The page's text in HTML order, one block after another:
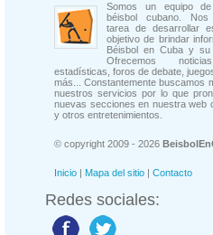
Somos un equipo
béisbol cubano.
tarea de desarrollar
objetivo de brindar
Béisbol en Cuba y su
Ofrecemos
estadísticas, foros de debate,
más... Constantemente buscamos
nuestros servicios por lo que
nuevas secciones en nuestra web
y otros entretenimientos.
© copyright 2009 - 2026
Inicio | Mapa del sitio | Contacto
Redes sociales: